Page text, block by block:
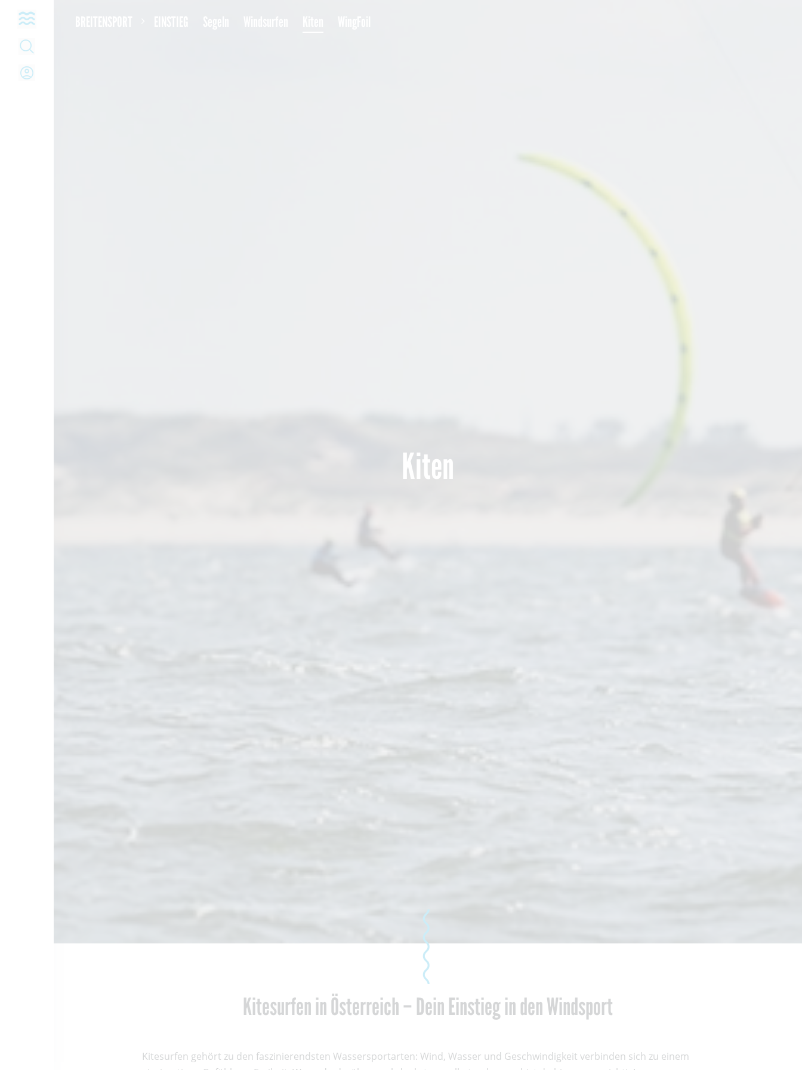
Kiten
Kitesurfen in Österreich – Dein Einstieg in den Windsport
Kitesurfen gehört zu den faszinierendsten Wassersportarten: Wind, Wasser und Geschwindigkeit verbinden sich zu einem